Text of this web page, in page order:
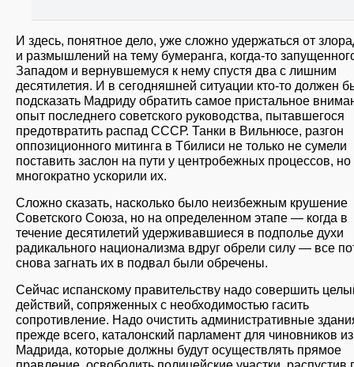
И здесь, понятное дело, уже сложно удержаться от
и размышлений на тему бумеранга, когда-то
Западом и вернувшемуся к нему спустя два с лишним
десятилетия. И в сегодняшней ситуации кто-то должен
подсказать Мадриду обратить самое пристальное
опыт последнего советского руководства, пытавшегося
предотвратить распад СССР. Танки в Вильнюсе, разгон
оппозиционного митинга в Тбилиси не только не сумели
поставить заслон на пути у центробежных процессов, но
многократно ускорили их.
Сложно сказать, насколько было неизбежным крушение
Советского Союза, но на определенном этапе — когда в
течение десятилетий удерживавшиеся в подполье духи
радикального национализма вдруг обрели силу — все
снова загнать их в подвал были обречены.
Сейчас испанскому правительству надо совершить
действий, сопряженных с необходимостью гасить
сопротивление. Надо очистить административные
прежде всего, каталонский парламент для чиновников из
Мадрида, которые должны будут осуществлять прямое